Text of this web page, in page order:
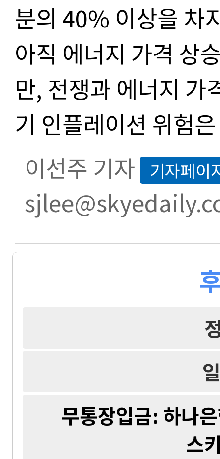
분의 40% 이상을 차
아직 에너지 가격 상
만, 전쟁과 에너지 가
기 인플레이션 위험
이선주 기자 기자페이
무통장입금: 하나
스